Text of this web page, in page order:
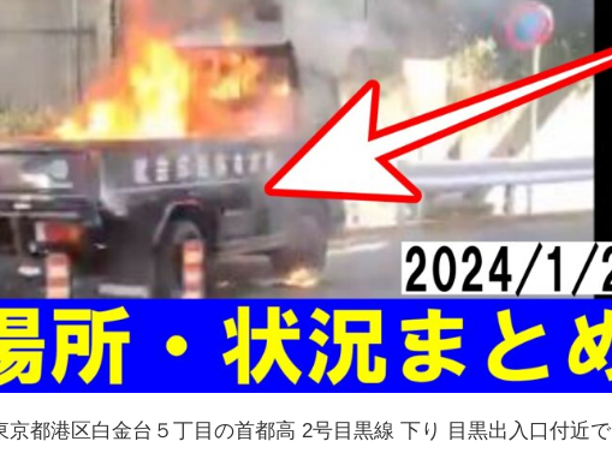
京都港区白金台５丁目の首都高 2号目黒線 下り 目黒出入口付近で